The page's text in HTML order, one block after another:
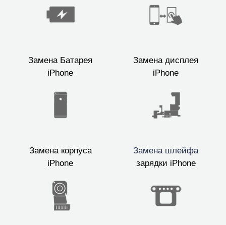
Замена Батарея
iPhone
Замена дисплея
iPhone
Замена корпуса
iPhone
Замена шлейфа
зарядки iPhone